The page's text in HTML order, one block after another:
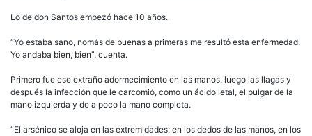
Lo de don Santos empezó hace 10 años.
“Yo estaba sano, nomás de buenas a primeras me resultó esta enfermedad.
Yo andaba bien, bien”, cuenta.
Primero fue ese extraño adormecimiento en las manos, luego las llagas y
después la infección que le carcomió, como un ácido letal, el pulgar de la
mano izquierda y de a poco la mano completa.
“El arsénico se aloja en las extremidades: en los dedos de las manos, en los